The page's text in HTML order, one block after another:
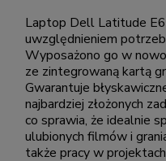
Laptop Dell Latitude
uwzględnieniem
Wyposażono go w
ze zintegrowaną kartą
Gwarantuje
najbardziej złożonych
co sprawia, że idealnie
ulubionych filmów i
także pracy w